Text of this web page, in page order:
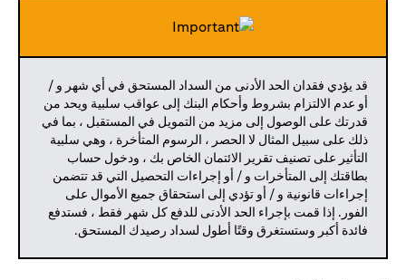
قد يؤدي فقدان الحد الأدنى من السداد المستحق في أي شهر و /
أو عدم الالتزام بشروط وأحكام البنك إلى عواقب سلبية ويحد من
قدرتك على الوصول إلى مزيد من التمويل في المستقبل ، بما في
ذلك على سبيل المثال لا الحصر ، الرسوم المتأخرة ، وهي سلبية
التأثير على تصنيف تقرير الائتمان الخاص بك ، ودخول حساب
بطاقتك إلى المتأخرات و / أو إجراءات التحصيل التي قد تتضمن
إجراءات قانونية و / أو تؤدي إلى استحقاق جميع الأموال على
الفور. إذا قمت بإجراء الحد الأدنى للدفع كل شهر فقط ، فستدفع
فائدة أكبر وستستغرق وقتًا أطول لسداد رصيدك المستحق.